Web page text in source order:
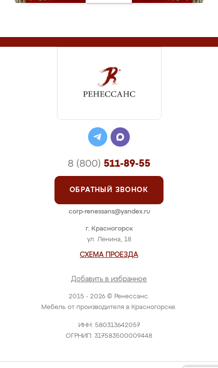
2015 - 2026 © Ренессанс.
Мебель от производителя в Красногорске.
ИНН: 580313642057
ОГРНИП: 317583500009448
г. Красногорск
ул. Ленина, 18
СХЕМА ПРОЕЗДА
Добавить в избранное
8 (800) 511-89-55
ОБРАТНЫЙ ЗВОНОК
corp-renessans@yandex.ru